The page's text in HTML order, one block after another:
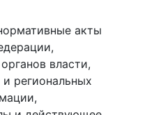
акты
власти,
региональных